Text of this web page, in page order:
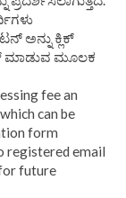
ಅನ್ನು ಕ್ಲಿಕ್
ಮಾಡುವ ಮೂಲಕ
fee an
can be
form
registered email
future